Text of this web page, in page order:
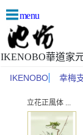
menu
IKENOBO華道家
IKENOBO 幸梅
立花正風体 ...